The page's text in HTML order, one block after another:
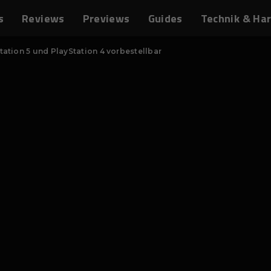
Reviews Previews Guides Technik &
5 und PlayStation 4 vorbestellbar